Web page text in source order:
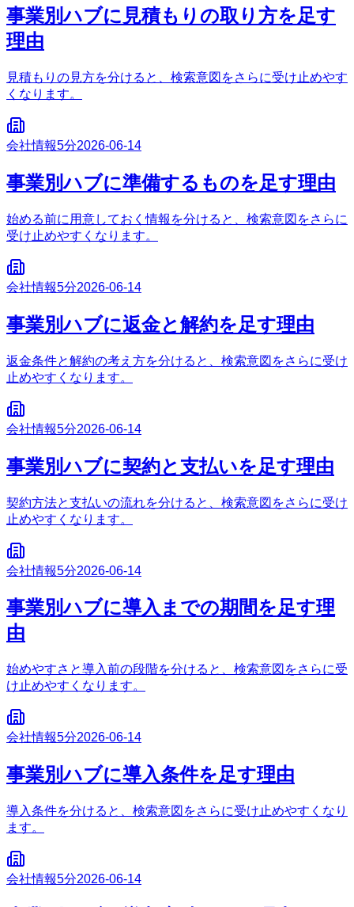
事業別ハブに見積もりの取り方を足す
理由
見積もりの見方を分けると、検索意図をさらに受け止めやす
くなります。
会社情報5分2026-06-14
事業別ハブに準備するものを足す理由
始める前に用意しておく情報を分けると、検索意図をさらに
受け止めやすくなります。
会社情報5分2026-06-14
事業別ハブに返金と解約を足す理由
返金条件と解約の考え方を分けると、検索意図をさらに受け
止めやすくなります。
会社情報5分2026-06-14
事業別ハブに契約と支払いを足す理由
契約方法と支払いの流れを分けると、検索意図をさらに受け
止めやすくなります。
会社情報5分2026-06-14
事業別ハブに導入までの期間を足す理
由
始めやすさと導入前の段階を分けると、検索意図をさらに受
け止めやすくなります。
会社情報5分2026-06-14
事業別ハブに導入条件を足す理由
導入条件を分けると、検索意図をさらに受け止めやすくなり
ます。
会社情報5分2026-06-14